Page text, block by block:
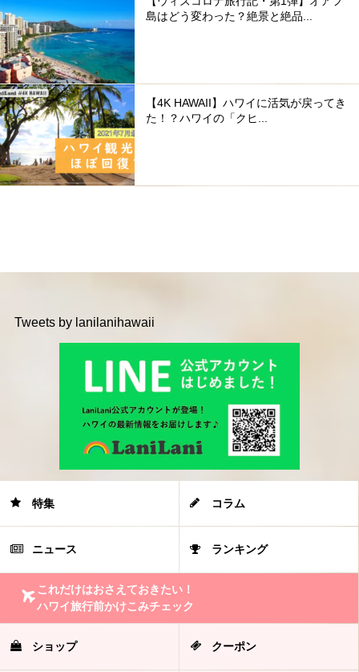
島はどう変わった？絶景と絶品...
【4K HAWAII】ハワイに活気が戻ってき
た！？ハワイの「クヒ...
Tweets by lanilanihawaii
特集 コラム
ニュース ランキング
これだけはおさえておきたい！
ハワイ旅行前かけこみチェック
ショップ クーポン